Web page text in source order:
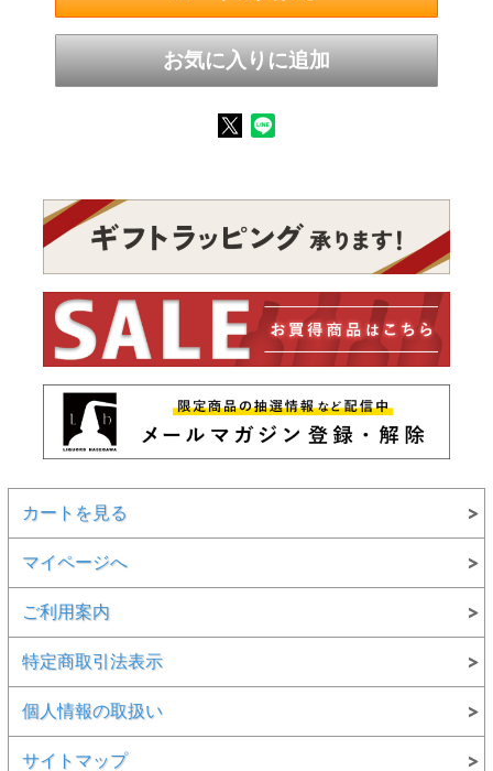
カートを見る
マイページへ
ご利用案内
特定商取引法表示
個人情報の取扱い
サイトマップ